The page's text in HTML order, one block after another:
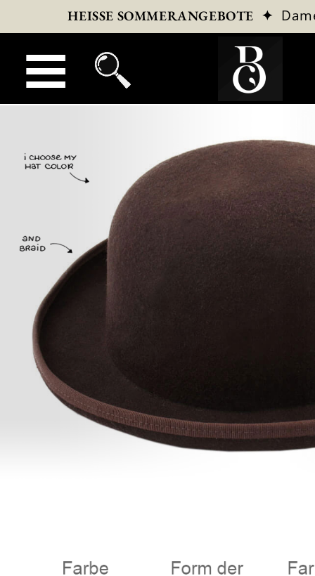
HEISSE SOMMERANGEBOTE ✦